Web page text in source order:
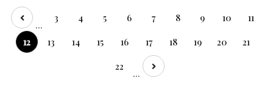
...
3 4 5 6 7 8 9 10
11
12
13 14 15 16 17 18 19 20
21
22
...